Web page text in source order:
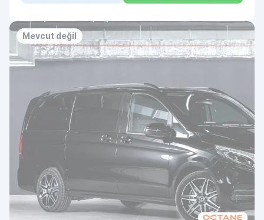
Priority
No deposit
Mevcut değil